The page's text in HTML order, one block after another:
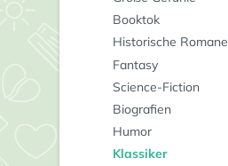
Booktok
Historische Romane
Fantasy
Science-Fiction
Biografien
Humor
Klassiker